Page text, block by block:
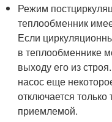
Режим
теплообменник
Если
в теплообменнике
выходу его из
насос еще
отключается только
приемлемой.